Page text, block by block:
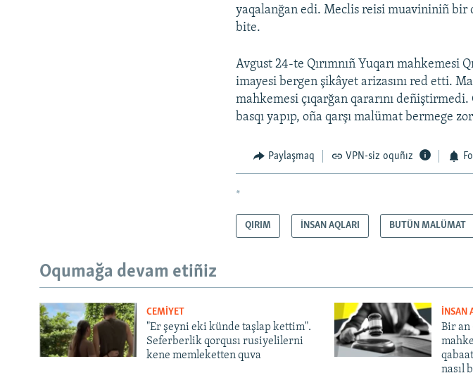
yaqalanğan edi. Meclis reisi muavininiñ bir
bite.
Avgust 24-te Qırımnıñ Yuqarı
imayesi bergen şikâyet arizasını red etti.
mahkemesi çıqarğan qararını
basqı yapıp, oña qarşı malümat bermege
Paylaşmaq VPN-siz oquñız
*
QIRIM İNSAN AQLARI BUTÜN MALÜMAT
Oqumağa devam etiñiz
CEMİYET
"Er şeyni eki künde taşlap kettim".
Seferberlik qorqusı rusiyelilerni
kene memleketten quva
İNSAN
Bir an
nasıl